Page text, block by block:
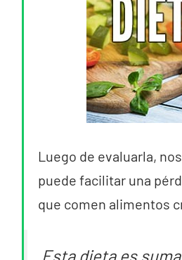
Luego de evaluarla,
puede facilitar una
que comen alimentos
Esta dieta es